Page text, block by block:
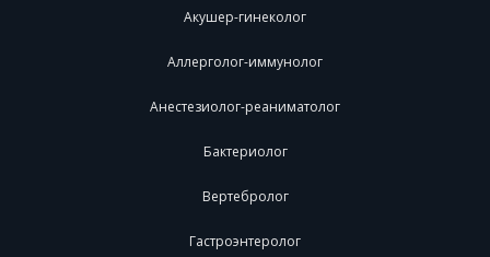
Акушер-гинеколог
Аллерголог-иммунолог
Анестезиолог-реаниматолог
Бактериолог
Вертебролог
Гастроэнтеролог